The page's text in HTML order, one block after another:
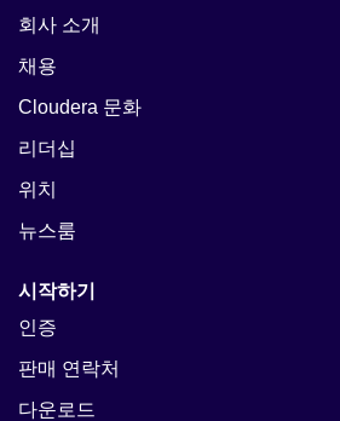
회사 소개
채용
Cloudera 문화
리더십
위치
뉴스룸
시작하기
인증
판매 연락처
다운로드